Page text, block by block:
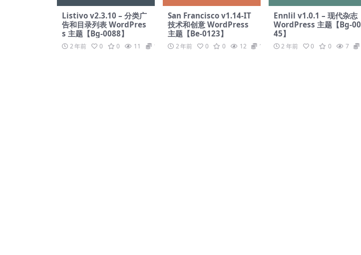
Listivo v2.3.10 – 分类广
告和目录列表 WordPres
s 主题【Bg-0088】
2 年前 0 0 11 19.9
San Francisco v1.14-IT
技术和创意 WordPress
主题【Be-0123】
2 年前 0 0 12 19.9
Ennlil v1.0.1 – 现代杂志
WordPress 主题【Bg-00
45】
2 年前 0 0 7